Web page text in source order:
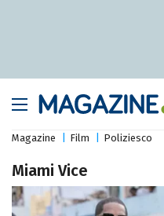
Magazine Film Poliziesco
Miami Vice